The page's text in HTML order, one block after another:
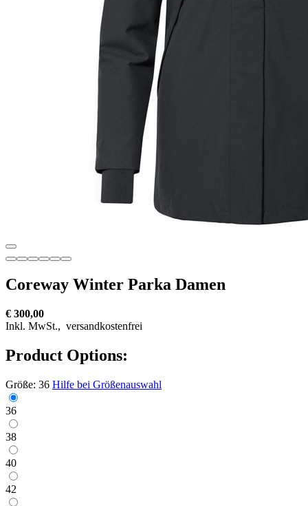
Coreway Winter Parka Damen
€ 300,00
Inkl. MwSt., versandkostenfrei
Product Options:
Größe: 36 Hilfe bei Größenauswahl
36
38
40
42